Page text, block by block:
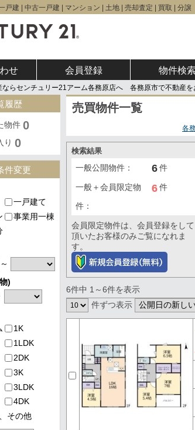
戸建 | 中古一戸建 | マンション | 土地 | 売却査定 | 買取 | 分
せ 会員登録 物件検索
ならセンチュリー21アーム各務原店へ 各務原市で不動産
売買物件一覧
各
検索結果
一般公開物件： 6件
一般＋会員限定物
件：
6件
会員限定物件は、会員登録をして
頂いたお客様のみご覧になれま
す。
6件中 1～6件を表示
件ずつ表示
履歴
物件 0
り 0
件変更
一戸建て
事業用一棟
～
)
1K
1LDK
2DK
3K
3LDK
4DK
その他